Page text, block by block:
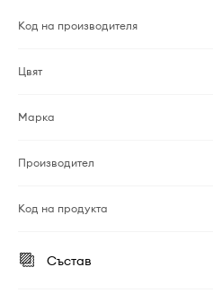
Код на производителя
Цвят
Марка
Производител
Код на продукта
Състав